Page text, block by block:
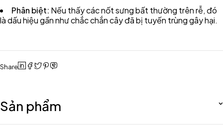
Phân biệt: Nếu thấy các nốt sưng bất thường trên rễ, đó
là dấu hiệu gần như chắc chắn cây đã bị tuyến trùng gây hại.
Share
Sản phẩm